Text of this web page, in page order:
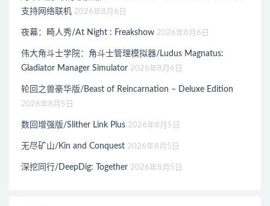
支持网络联机 2026年8月6日
夜幕：畸人秀/At Night : Freakshow 2026年8月6日
伟大角斗士学院：角斗士管理模拟器/Ludus Magnatus:
Gladiator Manager Simulator 2026年8月6日
轮回之兽豪华版/Beast of Reincarnation – Deluxe Edition
2026年8月5日
数回增强版/Slither Link Plus 2026年8月5日
无尽矿山/Kin and Conquest 2026年8月5日
深挖同行/DeepDig: Together 2026年8月5日